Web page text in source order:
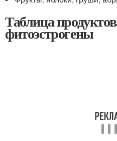
Таблица
фитоэстрогены